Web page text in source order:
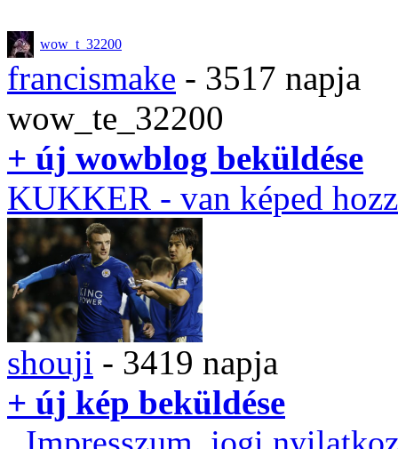
wow_t_32200
francismake - 3517 napja
wow_te_32200
+ új wowblog beküldése
KUKKER - van képed
shouji - 3419 napja
+ új kép beküldése